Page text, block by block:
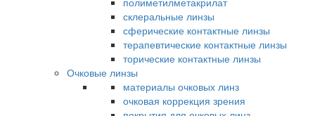
склеральные линзы
сферические контактные линзы
терапевтические контактные линзы
торические контактные линзы
Очковые линзы
материалы очковых линз
очковая коррекция зрения